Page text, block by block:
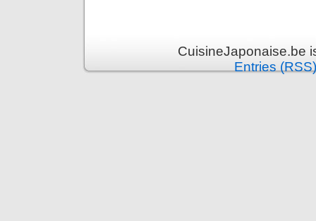
CuisineJaponaise.be
Entries (RSS)